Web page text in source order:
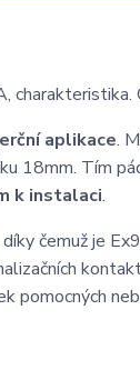
charakteristika.
aplikace.
18mm. Tím
k instalaci.
čemuž je
pomocných